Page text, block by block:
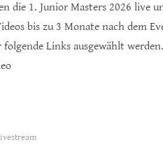
die 1. Junior Masters 2026 live
bis zu 3 Monate nach dem
Links ausgewählt